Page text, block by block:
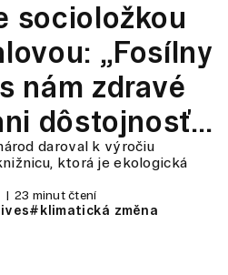
socioložkou
„Fosílny
nám zdravé
dôstojnosť
daroval k výročiu
ktorá je ekologická
23 minut čtení
#klimatická změna